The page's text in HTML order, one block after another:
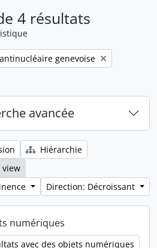
4 résultats
genevoise
avancée
Hiérarchie
view
Direction: Décroissant
numériques
avec des objets numériques